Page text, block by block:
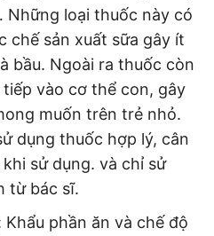
loại thuốc này có
chế sản xuất sữa gây ít
bầu. Ngoài ra thuốc còn
vào cơ thể con, gây
muốn trên trẻ nhỏ.
dụng thuốc hợp lý, cân
sử dụng. và chỉ sử
từ bác sĩ.
phần ăn và chế độ